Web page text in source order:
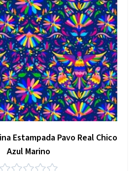
Estampada Pavo Real Chico
Azul Marino